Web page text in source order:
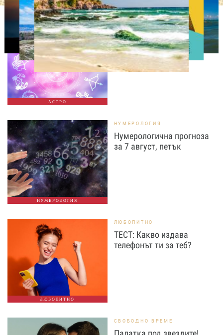
АСТРО
АСТРОЛОГИЯ
Дневен хороскоп за 7
август, петък
НУМЕРОЛОГИЯ
НУМЕРОЛОГИЯ
Нумерологична прогноза
за 7 август, петък
ЛЮБОПИТНО
ЛЮБОПИТНО
ТЕСТ: Какво издава
телефонът ти за теб?
СВОБОДНО ВРЕМЕ